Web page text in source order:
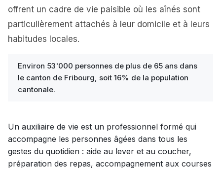
offrent un cadre de vie paisible où les aînés sont
particulièrement attachés à leur domicile et à leurs
habitudes locales.
Environ 53'000 personnes de plus de 65 ans dans
le canton de Fribourg, soit 16% de la population
cantonale.
Un auxiliaire de vie est un professionnel formé qui
accompagne les personnes âgées dans tous les
gestes du quotidien : aide au lever et au coucher,
préparation des repas, accompagnement aux courses